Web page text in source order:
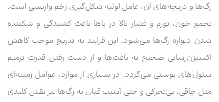
رگ‌ها و دریچه‌های آن، عامل اولیه شکل‌گیری زخم واریسی است.
تجمع خون، تورم و فشار بالا در پاها باعث کشیدگی و شکننده
شدن دیواره رگ‌ها می‌شود. این فرایند به تدریج موجب کاهش
اکسیژن‌رسانی صحیح به بافت‌ها و از دست رفتن قدرت ترمیم
سلول‌های پوستی می‌گردد. در بسیاری از موارد، عوامل زمینه‌ای
مثل چاقی، بی‌تحرکی و حتی آسیب قبلی به رگ‌ها نیز نقش کلیدی